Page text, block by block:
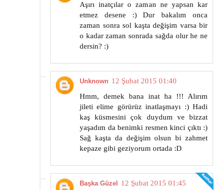
Aşırı inatçılar o zaman ne yapsan kar
etmez desene :) Dur bakalım onca
zaman sonra sol kaşta değişim varsa bir
o kadar zaman sonrada sağda olur he ne
dersin? :)
Unknown 12 Şubat 2015 01:40
Hmm, demek bana inat ha !!! Alırım
jileti elime görürüz inatlaşmayı :) Hadi
kaş küsmesini çok duydum ve bizzat
yaşadım da benimki resmen kinci çıktı :)
Sağ kaşta da değişim olsun bi zahmet
kepaze gibi geziyorum ortada :D
Başka Güzel
12 Şubat 2015 01:45